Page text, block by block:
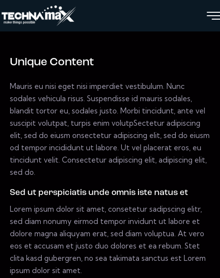
Unique Content
Mauris eu nisi eget nisi imperdiet vestibulum. Nunc
sodales vehicula risus. Suspendisse id mauris sodales,
blandit tortor eu, sodales justo. Morbi tincidunt, ante vel
suscipit volutpat, turpis enim volutpSectetur adipiscing
elit, sed do eiusm onsectetur adipiscing elit, sed do eiusm
od tempor incididunt ut labore. Ut vel placerat eros, eu
tincidunt velit. Consectetur adipiscing elit, adipiscing elit,
sed do.
Sed ut perspiciatis unde omnis iste natus et
Lorem ipsum dolor sit amet, consetetur sadipscing elitr,
sed diam nonumy eirmod tempor invidunt ut labore et
dolore magna aliquyam erat, sed diam voluptua. At vero
eos et accusam et justo duo dolores et ea rebum. Stet
clita kasd gubergren, no sea takimata sanctus est Lorem
ipsum dolor sit amet.